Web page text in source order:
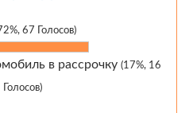
67 Голосов)
в рассрочку (17%, 16
Голосов)